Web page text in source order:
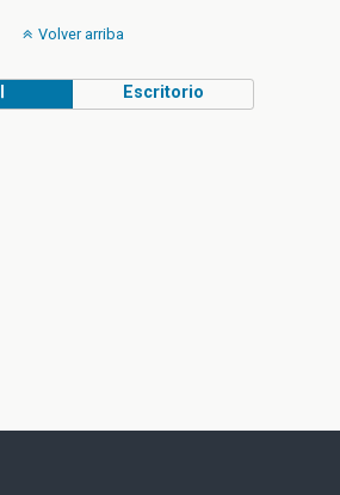
Volver arriba
Escritorio